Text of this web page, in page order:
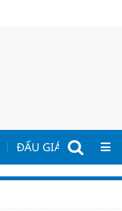
ĐẤU GIÁ - ĐẤU